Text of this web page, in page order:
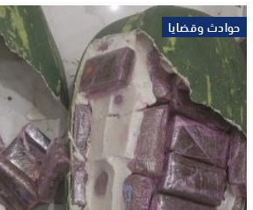
حوادث وقضايا